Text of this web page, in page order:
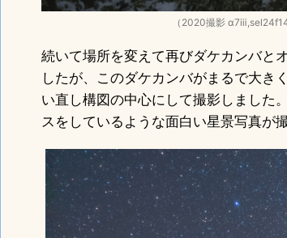
（2020撮影
続いて場所を変えて再びダケカンバと
したが、このダケカンバがまるで大き
い直し構図の中心にして撮影しました
スをしているような面白い星景写真が